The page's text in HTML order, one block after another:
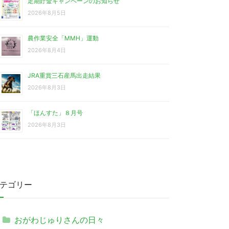
2026年8月5日
農作業安全「MMH」運動
2026年8月4日
JRA重賞三石産馬出走結果
2026年8月3日
「ほんすた」８月号
2026年8月3日
ゴリー
おがわじゅりさんの日々